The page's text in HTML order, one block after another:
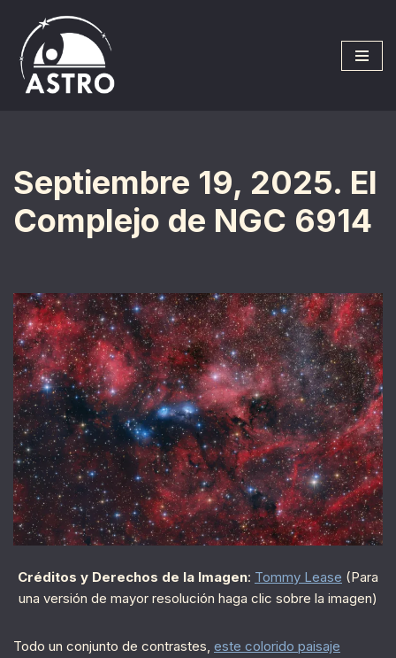
Saltar
al
contenido
Septiembre 19, 2025. El
Complejo de NGC 6914
Créditos y Derechos de la Imagen: Tommy Lease (Para
una versión de mayor resolución haga clic sobre la imagen)
Todo un conjunto de contrastes, este colorido paisaje